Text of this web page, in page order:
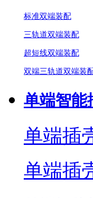
标准双端装配
三轨道双端装配
超短线双端装配
双端三轨道双端装
单端智能
单端插
单端插